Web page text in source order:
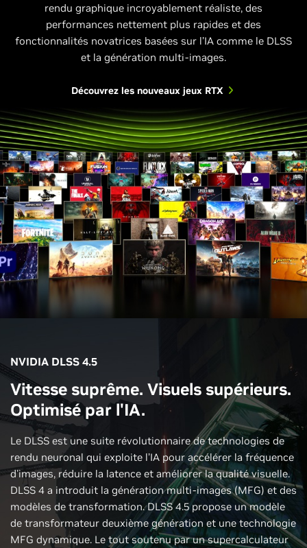
rendu graphique incroyablement réaliste, des
performances nettement plus rapides et des
fonctionnalités novatrices basées sur l’IA comme le DLSS
et la génération multi-images.
Découvrez les nouveaux jeux RTX
NVIDIA DLSS 4.5
Vitesse suprême. Visuels supérieurs.
Optimisé par l'IA.
Le DLSS est une suite révolutionnaire de technologies de
rendu neuronal qui exploite l’IA pour accélérer la fréquence
d'images, réduire la latence et améliorer la qualité visuelle.
DLSS 4 a introduit la génération multi-images (MFG) et des
modèles de transformation. DLSS 4.5 propose un modèle
de transformateur deuxième génération et une technologie
MFG dynamique. Le tout soutenu par un supercalculateur